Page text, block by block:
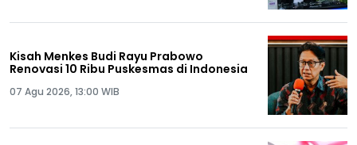
Kisah Menkes Budi Rayu Prabowo
Renovasi 10 Ribu Puskesmas di Indonesia
07 Agu 2026, 13:00 WIB